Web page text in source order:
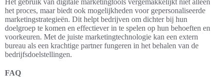
Het gebruik van digitale marketingtools vergemakkelijkt niet alleen
het proces, maar biedt ook mogelijkheden voor gepersonaliseerde
marketingstrategieën. Dit helpt bedrijven om dichter bij hun
doelgroep te komen en effectiever in te spelen op hun behoeften en
voorkeuren. Met de juiste marketingtechnologie kan een extern
bureau als een krachtige partner fungeren in het behalen van de
bedrijfsdoelstellingen.
FAQ